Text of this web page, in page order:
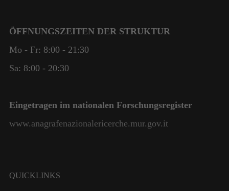
ÖFFNUNGSZEITEN DER STRUKTUR
Mo - Fr: 8:00 - 21:30
Sa: 8:00 - 20:30
Eingetragen im nationalen Forschungsregister
www.anagrafenazionalericerche.mur.gov.it
QUICKLINKS